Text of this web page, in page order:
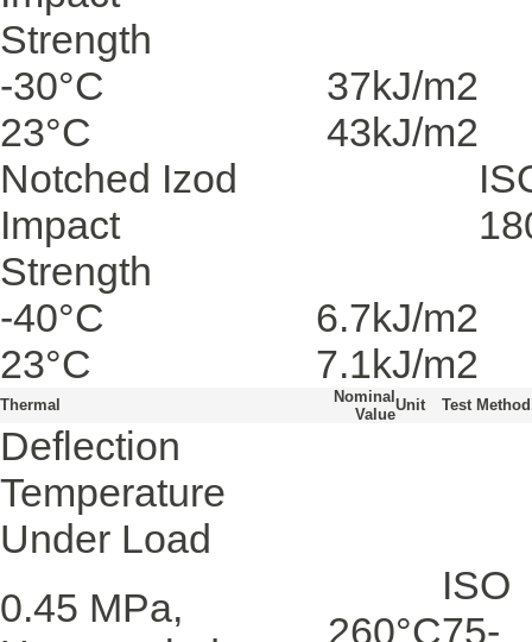
Strength
-30°C 37kJ/m2
23°C
43kJ/m2
Notched Izod
Impact
Strength
-40°C 6.7kJ/m2
23°C
7.1kJ/m2
Thermal
Nominal
Value
Unit Test Method
Deflection
Temperature
Under Load
0.45 MPa,
260°C
ISO
75-